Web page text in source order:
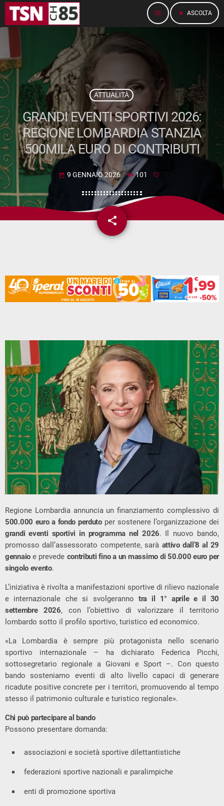
menu play_arrow ASCOLTA
ATTUALITÀ
GRANDI EVENTI SPORTIVI 2026:
REGIONE LOMBARDIA STANZIA
500MILA EURO DI CONTRIBUTI
today 9 GENNAIO 2026 101
share
email
Regione Lombardia annuncia un finanziamento complessivo di
500.000 euro a fondo perdutoper sostenere l’organizzazione dei
grandi eventi sportivi in programma nel 2026. Il nuovo bando,
promosso dall’assessorato competente, sarà attivo dall’8 al 29
gennaioe prevede contributi fino a un massimo di 50.000 euro per
singolo evento.
L’iniziativa è rivolta a manifestazioni sportive di rilievo nazionale
e internazionale che si svolgeranno tra il 1° aprile e il 30
settembre 2026, con l’obiettivo di valorizzare il territorio
lombardo sotto il profilo sportivo, turistico ed economico.
«La Lombardia è sempre più protagonista nello scenario
sportivo internazionale – ha dichiarato Federica Picchi,
sottosegretario regionale a Giovani e Sport –. Con questo
bando sosteniamo eventi di alto livello capaci di generare
ricadute positive concrete per i territori, promuovendo al tempo
stesso il patrimonio culturale e turistico regionale».
Chi può partecipare al bando
Possono presentare domanda:
associazioni e società sportive dilettantistiche
federazioni sportive nazionali e paralimpiche
enti di promozione sportiva